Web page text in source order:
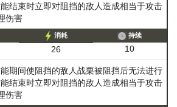
能结束时立即对阻挡的敌人造成相当于攻击
伤害
消耗
26
持续
10
期间使阻挡的敌人战栗被阻挡后无法进行
能结束时立即对阻挡的敌人造成相当于攻击
伤害